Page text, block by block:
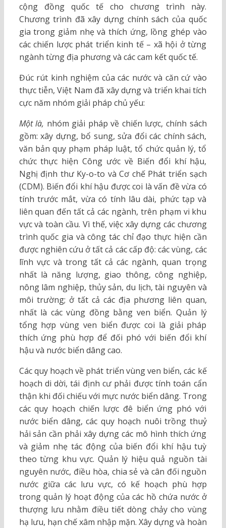
cộng đồng quốc tế cho chương trình này.
Chương trình đã xây dựng chính sách của quốc
gia trong giảm nhẹ và thích ứng, lồng ghép vào
các chiến lược phát triển kinh tế – xã hội ở từng
ngành từng địa phương và các cam kết quốc tế.
Đúc rút kinh nghiệm của các nước và căn cứ vào
thực tiễn, Việt Nam đã xây dựng và triển khai tích
cực năm nhóm giải pháp chủ yếu:
Một là, nhóm giải pháp về chiến lược, chính sách
gồm: xây dựng, bổ sung, sửa đổi các chính sách,
văn bản quy phạm pháp luật, tổ chức quản lý, tổ
chức thực hiện Công ước về Biến đổi khí hậu,
Nghị định thư Ky-o-to và Cơ chế Phát triển sạch
(CDM). Biến đổi khí hậu được coi là vấn đề vừa có
tính trước mắt, vừa có tính lâu dài, phức tạp và
liên quan đến tất cả các ngành, trên phạm vi khu
vực và toàn cầu. Vì thế, việc xây dựng các chương
trình quốc gia và công tác chỉ đạo thực hiện cần
được nghiên cứu ở tất cả các cấp độ: các vùng, các
lĩnh vực và trong tất cả các ngành, quan trọng
nhất là năng lượng, giao thông, công nghiệp,
nông lâm nghiệp, thủy sản, du lịch, tài nguyên và
môi trường; ở tất cả các địa phương liên quan,
nhất là các vùng đồng bằng ven biển. Quản lý
tổng hợp vùng ven biển được coi là giải pháp
thích ứng phù hợp để đối phó với biến đổi khí
hậu và nước biển dâng cao.
Các quy hoạch về phát triển vùng ven biển, các kế
hoạch di dời, tái định cư phải được tính toán cẩn
thận khi đối chiếu với mực nước biển dâng. Trong
các quy hoạch chiến lược đê biển ứng phó với
nước biển dâng, các quy hoạch nuôi trồng thuỷ
hải sản cần phải xây dựng các mô hình thích ứng
và giảm nhẹ tác động của biến đổi khí hậu tuỳ
theo từng khu vực. Quản lý hiệu quả nguồn tài
nguyên nước, điều hòa, chia sẻ và cân đối nguồn
nước giữa các lưu vực, có kế hoạch phù hợp
trong quản lý hoạt động của các hồ chứa nước ở
thượng lưu nhằm điều tiết dòng chảy cho vùng
hạ lưu, hạn chế xâm nhập mặn. Xây dựng và hoàn